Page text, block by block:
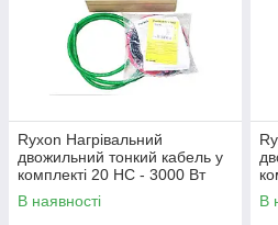
Ryxon Нагрівальний
двожильний тонкий кабель у
комплекті 20 HC - 3000 Вт
(150 м)
В наявності В